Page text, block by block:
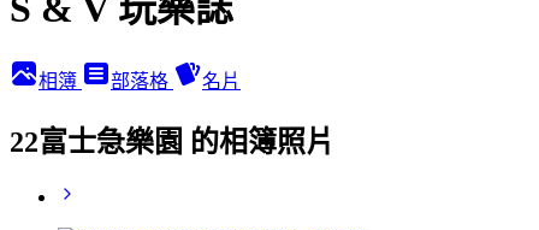
S & V 玩樂誌
相簿 部落格 名片
22富士急樂園 的相簿照片